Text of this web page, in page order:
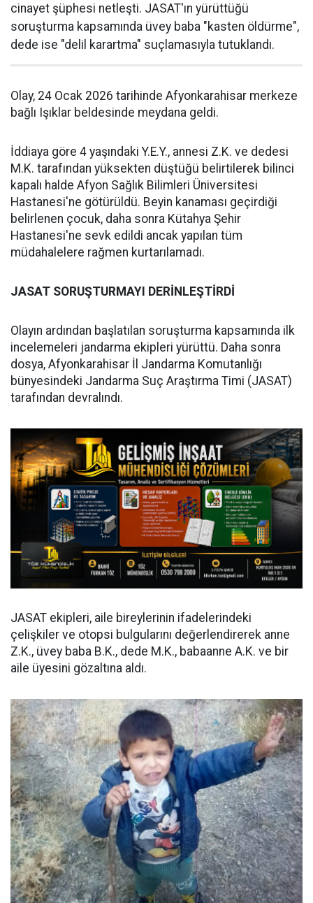
cinayet şüphesi netleşti. JASAT'ın yürüttüğü
soruşturma kapsamında üvey baba "kasten öldürme",
dede ise "delil karartma" suçlamasıyla tutuklandı.
Olay, 24 Ocak 2026 tarihinde Afyonkarahisar merkeze
bağlı Işıklar beldesinde meydana geldi.
İddiaya göre 4 yaşındaki Y.E.Y., annesi Z.K. ve dedesi
M.K. tarafından yüksekten düştüğü belirtilerek bilinci
kapalı halde Afyon Sağlık Bilimleri Üniversitesi
Hastanesi'ne götürüldü. Beyin kanaması geçirdiği
belirlenen çocuk, daha sonra Kütahya Şehir
Hastanesi'ne sevk edildi ancak yapılan tüm
müdahalelere rağmen kurtarılamadı.
JASAT SORUŞTURMAYI DERİNLEŞTİRDİ
Olayın ardından başlatılan soruşturma kapsamında ilk
incelemeleri jandarma ekipleri yürüttü. Daha sonra
dosya, Afyonkarahisar İl Jandarma Komutanlığı
bünyesindeki Jandarma Suç Araştırma Timi (JASAT)
tarafından devralındı.
JASAT ekipleri, aile bireylerinin ifadelerindeki
çelişkiler ve otopsi bulgularını değerlendirerek anne
Z.K., üvey baba B.K., dede M.K., babaanne A.K. ve bir
aile üyesini gözaltına aldı.